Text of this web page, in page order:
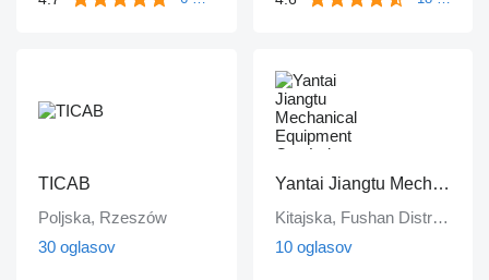
TICAB
Poljska, Rzeszów
30 oglasov
Yantai Jiangtu Mechanical Equipment Co., Ltd
Kitajska, Fushan District, Shandong Province, Yantai
10 oglasov